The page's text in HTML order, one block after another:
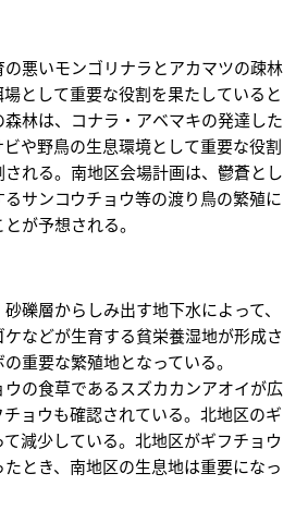
悪いモンゴリナラとアカマツの疎林
として重要な役割を果たしていると
林は、コナラ・アベマキの発達した
や野鳥の生息環境として重要な役割
れる。南地区会場計画は、鬱蒼とし
サンコウチョウ等の渡り鳥の繁殖に
が予想される。
礫層からしみ出す地下水によって、
ケなどが生育する貧栄養湿地が形成さ
重要な繁殖地となっている。
の食草であるスズカカンアオイが広
ョウも確認されている。北地区のギ
減少している。北地区がギフチョウ
とき、南地区の生息地は重要になっ